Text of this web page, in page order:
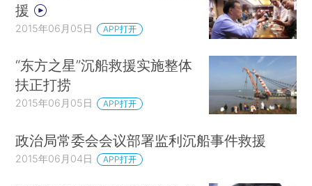
援
2015年06月05日 APP打开
“东方之星”沉船救援实施整体
扶正打捞
2015年06月05日 APP打开
政治局常委会会议部署监利沉船事件救援
2015年06月04日 APP打开